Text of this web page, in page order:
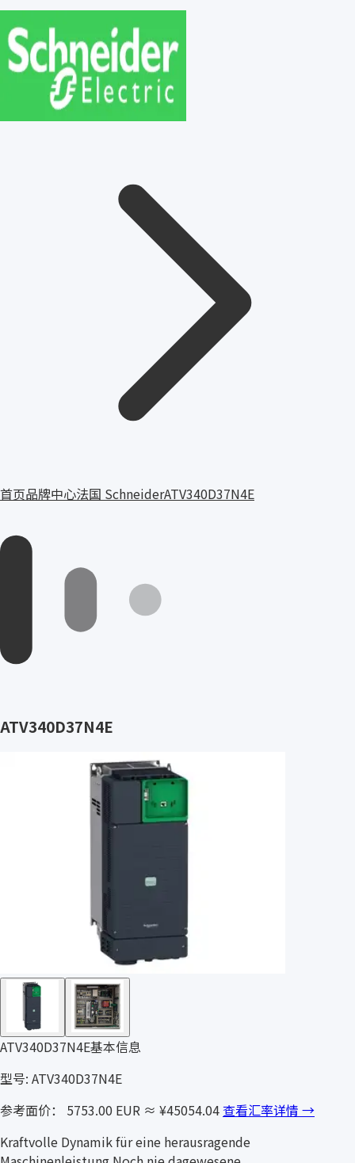
首页品牌中心法国 SchneiderATV340D37N4E
ATV340D37N4E
ATV340D37N4E基本信息
型号: ATV340D37N4E
参考面价： 5753.00 EUR ≈ ¥45054.04查看汇率详情 →
Kraftvolle Dynamik für eine herausragende